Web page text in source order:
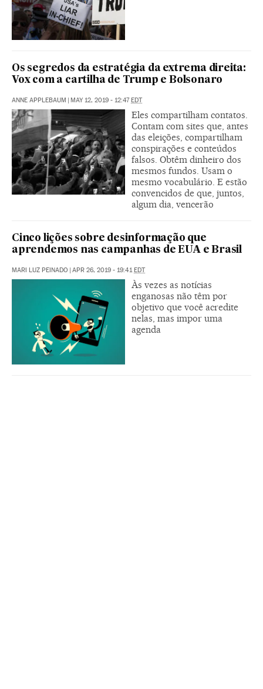
Os segredos da estratégia da extrema direita:
Vox com a cartilha de Trump e Bolsonaro
ANNE APPLEBAUM | MAY 12, 2019 - 12:47EDT
Eles compartilham contatos.
Contam com sites que, antes
das eleições, compartilham
conspirações e conteúdos
falsos. Obtêm dinheiro dos
mesmos fundos. Usam o
mesmo vocabulário. E estão
convencidos de que, juntos,
algum dia, vencerão
Cinco lições sobre desinformação que
aprendemos nas campanhas de EUA e Brasil
MARI LUZ PEINADO | APR 26, 2019 - 19:41EDT
Às vezes as notícias
enganosas não têm por
objetivo que você acredite
nelas, mas impor uma
agenda